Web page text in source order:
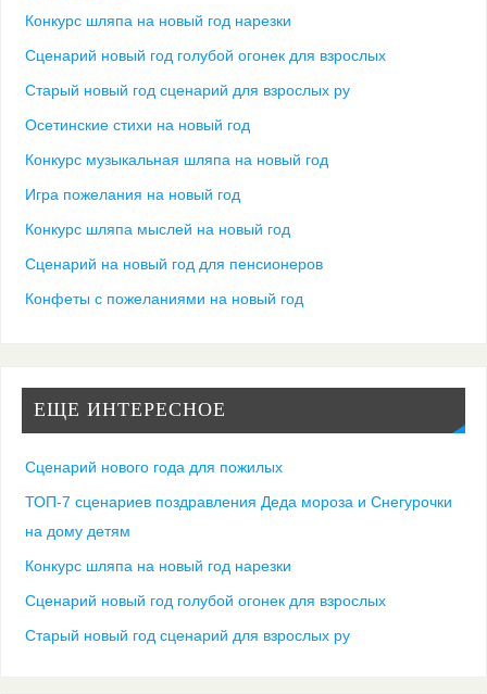
Конкурс шляпа на новый год нарезки
Сценарий новый год голубой огонек для взрослых
Старый новый год сценарий для взрослых ру
Осетинские стихи на новый год
Конкурс музыкальная шляпа на новый год
Игра пожелания на новый год
Конкурс шляпа мыслей на новый год
Сценарий на новый год для пенсионеров
Конфеты с пожеланиями на новый год
ЕЩЕ ИНТЕРЕСНОЕ
Сценарий нового года для пожилых
ТОП-7 сценариев поздравления Деда мороза и Снегурочки
на дому детям
Конкурс шляпа на новый год нарезки
Сценарий новый год голубой огонек для взрослых
Старый новый год сценарий для взрослых ру